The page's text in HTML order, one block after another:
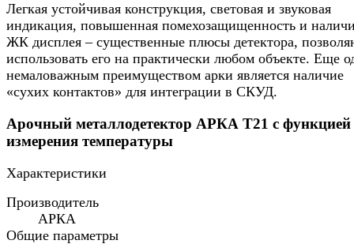
Легкая устойчивая конструкция, световая и звуковая
индикация, повышенная помехозащищенность и
ЖК дисплея – существенные плюсы детектора,
использовать его на практически любом объекте. Еще
немаловажным преимуществом арки является наличие
«сухих контактов» для интеграции в СКУД.
Арочный металлодетектор АРКА Т21 с функцией
измерения температуры
Характеристики
Производитель
АРКА
Общие параметры